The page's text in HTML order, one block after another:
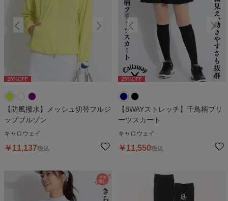
25%OFF %OFF
【防風撥水】メッシュ切替フルジ
ップブルゾン
キャロウェイ
￥ 11,137税込
25%OFF 25%OFF
【8WAYストレッチ】千鳥柄プリ
ーツスカート
キャロウェイ
￥ 11,550税込